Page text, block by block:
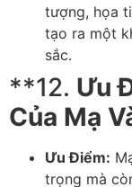
tượng, họa
tạo ra một
sắc.
**12. Ưu
Của Mạ
Ưu Điểm:
trọng mà